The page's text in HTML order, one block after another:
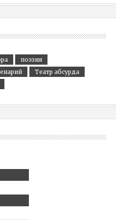
поэзия
Театр абсурда